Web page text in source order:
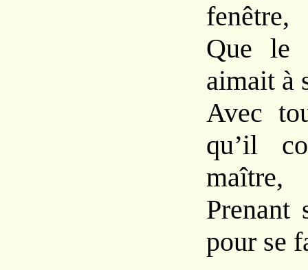
fenêtre,
Que le
aimait à
Avec
qu’il
maître,
Prenant
pour se